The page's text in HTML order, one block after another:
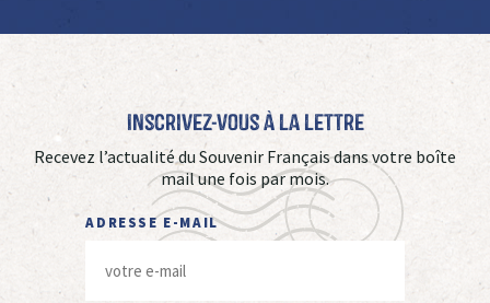
Inscrivez-vous à La Lettre
Recevez l’actualité du Souvenir Français dans votre boîte
mail une fois par mois.
ADRESSE E-MAIL